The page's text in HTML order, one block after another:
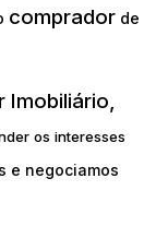
comprador de
Imobiliário,
os interesses
e negociamos